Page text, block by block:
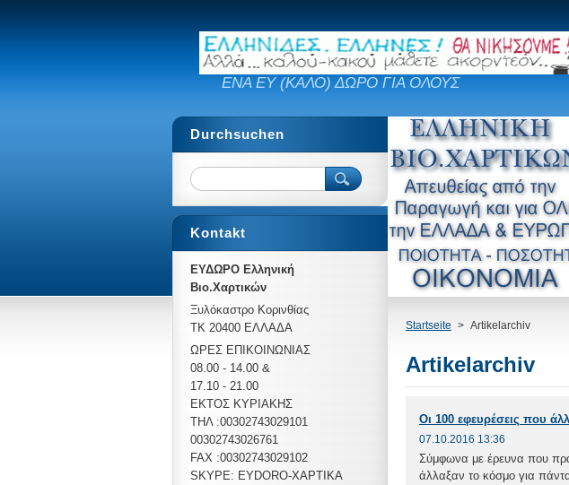
ΕΝΑ ΕΥ (ΚΑΛΟ) ΔΩΡΟ ΓΙΑ ΟΛΟΥΣ
Startseite > Artikelarchiv
Artikelarchiv
Οι 100 εφευρέσεις που
07.10.2016 13:36
Σύμφωνα με έρευνα που
άλλαξαν το κόσμο για
Durchsuchen
Kontakt
ΕΥΔΩΡΟ Ελληνική
Βιο.Χαρτικών
Ξυλόκαστρο Κορινθίας
ΤΚ 20400 ΕΛΛΑΔΑ
ΩΡΕΣ ΕΠΙΚΟΙΝΩΝΙΑΣ
08.00 - 14.00 &
17.10 - 21.00
ΕΚΤΟΣ ΚΥΡΙΑΚΗΣ
ΤΗΛ :00302743029101
00302743026761
FAX :00302743029102
SKYPE: EYDORO-XAPTIKA